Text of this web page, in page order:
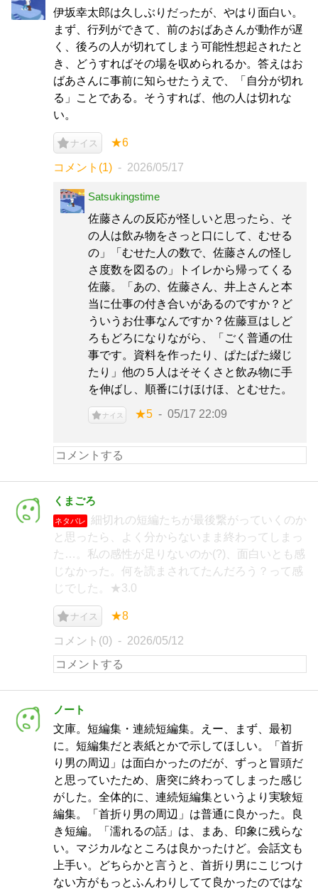
伊坂幸太郎は久しぶりだったが、やはり面白い。
まず、行列ができて、前のおばあさんが動作が遅
く、後ろの人が切れてしまう可能性想起されたと
き、どうすればその場を収められるか。答えはお
ばあさんに事前に知らせたうえで、「自分が切れ
る」ことである。そうすれば、他の人は切れな
い。
ナイス ★6
コメント(1) 2026/05/17
Satsukingstime
佐藤さんの反応が怪しいと思ったら、そ
の人は飲み物をさっと口にして、むせる
の」「むせた人の数で、佐藤さんの怪し
さ度数を図るの」トイレから帰ってくる
佐藤。「あの、佐藤さん、井上さんと本
当に仕事の付き合いがあるのですか？ど
ういうお仕事なんですか？佐藤亘はしど
ろもどろになりながら、「ごく普通の仕
事です。資料を作ったり、ぱたぱた綴じ
たり」他の５人はそそくさと飲み物に手
を伸ばし、順番にけほけほ、とむせた。
ナイス ★5 05/17 22:09
くまごろ
ネタバレ
細切れの短編たちが最後繋がっていくのか
と思ったら、よく分からないまま終わってしまっ
た…。私の感性が足りないのか(?)、面白いとも感
じなかった。何を読まされてたんだろう？って感
じでした。★3.0
ナイス ★8
コメント(0) 2026/05/12
ノート
文庫。短編集・連続短編集。えー、まず、最初
に。短編集だと表紙とかで示してほしい。「首折
り男の周辺」は面白かったのだが、ずっと冒頭だ
と思っていたため、唐突に終わってしまった感じ
がした。全体的に、連続短編集というより実験短
編集。「首折り男の周辺」は普通に良かった。良
き短編。「濡れるの話」は、まあ、印象に残らな
い。マジカルなところは良かったけど。会話文も
上手い。どちらかと言うと、首折り男にこじつけ
ない方がもっとふんわりしてて良かったのではな